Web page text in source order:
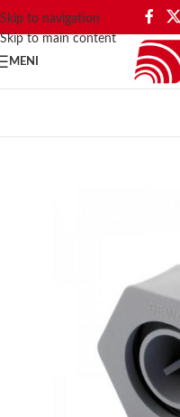
Skip to navigation
Skip to main content
MENI